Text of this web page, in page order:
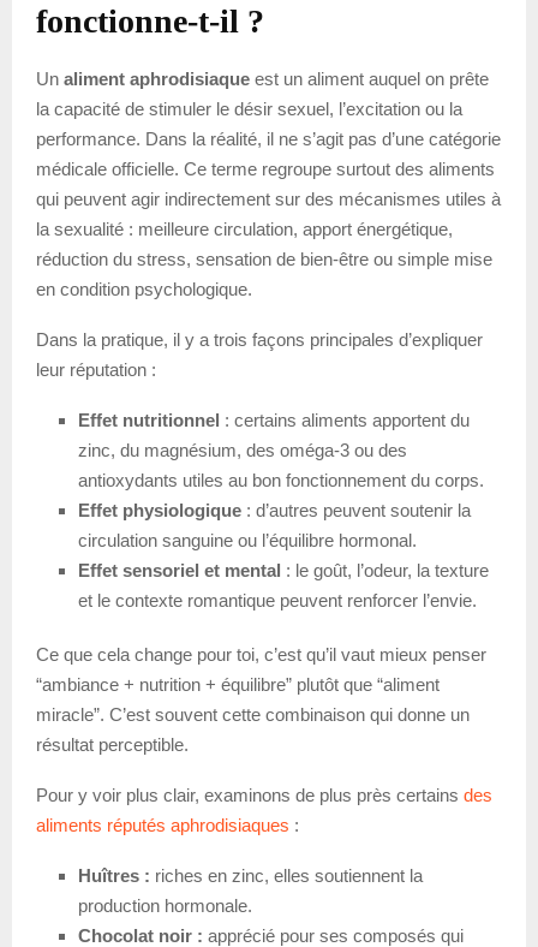
fonctionne-t-il ?
Un aliment aphrodisiaque est un aliment auquel on prête
la capacité de stimuler le désir sexuel, l’excitation ou la
performance. Dans la réalité, il ne s’agit pas d’une catégorie
médicale officielle. Ce terme regroupe surtout des aliments
qui peuvent agir indirectement sur des mécanismes utiles à
la sexualité : meilleure circulation, apport énergétique,
réduction du stress, sensation de bien-être ou simple mise
en condition psychologique.
Dans la pratique, il y a trois façons principales d’expliquer
leur réputation :
Effet nutritionnel : certains aliments apportent du
zinc, du magnésium, des oméga-3 ou des
antioxydants utiles au bon fonctionnement du corps.
Effet physiologique : d’autres peuvent soutenir la
circulation sanguine ou l’équilibre hormonal.
Effet sensoriel et mental : le goût, l’odeur, la texture
et le contexte romantique peuvent renforcer l’envie.
Ce que cela change pour toi, c’est qu’il vaut mieux penser
“ambiance + nutrition + équilibre” plutôt que “aliment
miracle”. C’est souvent cette combinaison qui donne un
résultat perceptible.
Pour y voir plus clair, examinons de plus près certains des
aliments réputés aphrodisiaques :
Huîtres : riches en zinc, elles soutiennent la
production hormonale.
Chocolat noir : apprécié pour ses composés qui